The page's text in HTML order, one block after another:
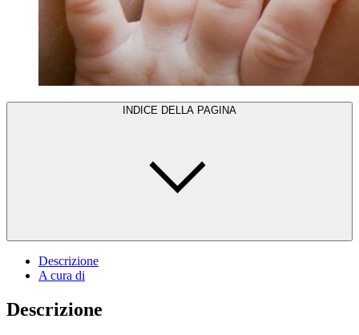
INDICE DELLA PAGINA
Descrizione
A cura di
Descrizione